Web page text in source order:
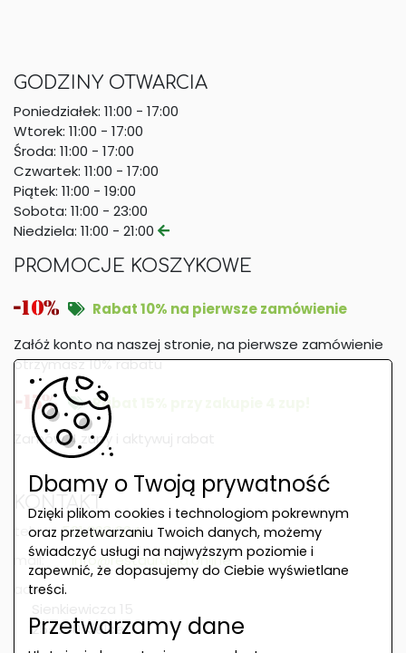
GODZINY OTWARCIA
Poniedziałek: 11:00 - 17:00
Wtorek: 11:00 - 17:00
Środa: 11:00 - 17:00
Czwartek: 11:00 - 17:00
Piątek: 11:00 - 19:00
Sobota: 11:00 - 23:00
Niedziela: 11:00 - 21:00
PROMOCJE KOSZYKOWE
Rabat 10% na pierwsze zamówienie
Załóż konto na naszej stronie, na pierwsze zamówienie
otrzymasz 10% rabatu
Rabat 15% przy zakupie 4 zup!
Zamów 4 zupy i aktywuj rabat
KONTAKT
tel:
501 898 004
mail:
info@restauracja.online
adres:
25-350 Kielce
Dbamy o Twoją prywatność
Dzięki plikom cookies i technologiom pokrewnym
oraz przetwarzaniu Twoich danych, możemy
świadczyć usługi na najwyższym poziomie i
zapewnić, że dopasujemy do Ciebie wyświetlane
treści.
Przetwarzamy dane